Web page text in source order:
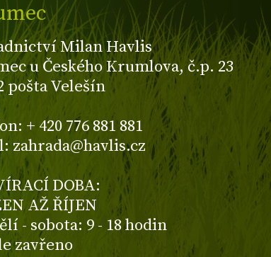
Milan Havlis
u Českého Krumlova, č.p. 23
pošta Velešín
+ 420 776 881 881
zahrada@havlis.cz
DOBA:
AŽ ŘÍJEN
- sobota: 9 - 18 hodin
zavřeno